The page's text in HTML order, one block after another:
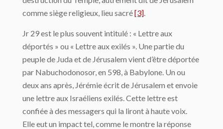
comme siège religieux, lieu sacré[3]
Jr 29 est le plus souvent intitulé : « Lettre aux
déportés » ou « Lettre aux exilés ». Une partie du
peuple de Juda et de Jérusalem vient d’être déportée
par Nabuchodonosor, en 598, à Babylone. Un ou
deux ans après, Jérémie écrit de Jérusalem et envoie
une lettre aux Israéliens exilés. Cette lettre est
confiée à des messagers qui la liront à haute voix.
Elle eut un impact tel, comme le montre la réponse